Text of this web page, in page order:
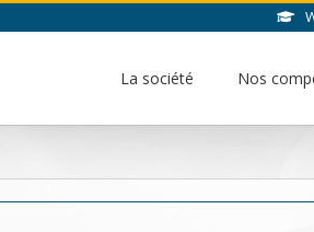
La société Nos